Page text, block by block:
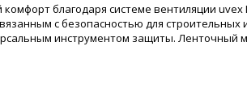
благодаря системе вентиляции
с безопасностью для
инструментом защиты. Ленточный